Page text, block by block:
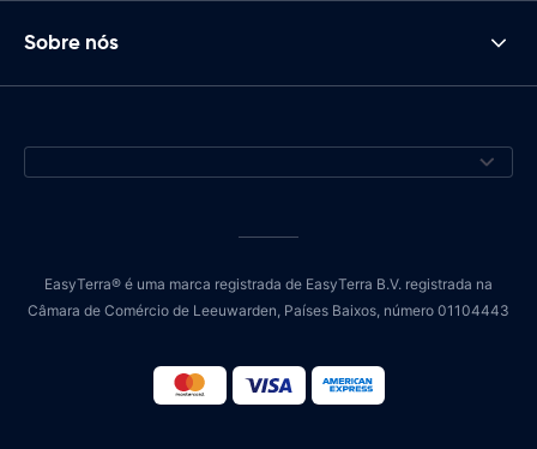
Sobre nós
EasyTerra® é uma marca registrada de EasyTerra B.V. registrada na
Câmara de Comércio de Leeuwarden, Países Baixos, número 01104443